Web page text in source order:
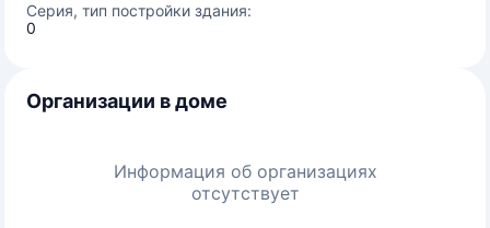
Серия, тип постройки здания:
0
Организации в доме
Информация об организациях
отсутствует